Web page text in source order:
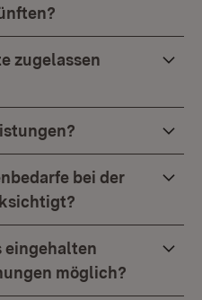
zugelassen
bei der
eingehalten
möglich?